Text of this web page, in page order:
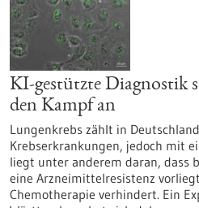
KI-gestützte Diagnostik
den Kampf an
Lungenkrebs zählt in
Krebserkrankungen, jedoch mit
liegt unter anderem daran, dass
eine Arzneimittelresistenz
Chemotherapie verhindert. Ein